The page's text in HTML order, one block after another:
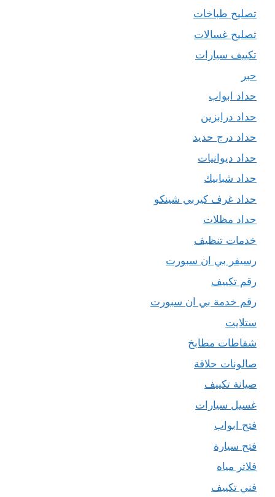
تصليح طباخات
تصليح غسالات
تكييف سيارات
حبر
حداد ابواب
حداد درابزين
حداد درج حديد
حداد ديوانيات
حداد شبابيك
حداد غرف كيربي شينكو
حداد مظلات
خدمات تنظيف
رسيفر بي ان سبورت
رقم تكييف
رقم خدمة بي ان سبورت
ستلايت
شفاطات مطابخ
صالونات حلاقة
صيانة تكييف
غسيل سيارات
فتح ابواب
فتح سيارة
فلاتر مياه
فني تكييف